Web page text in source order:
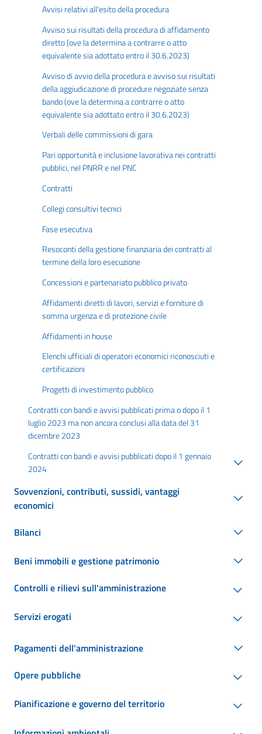
Avvisi relativi all'esito della procedura
Avviso sui risultati della procedura di affidamento
diretto (ove la determina a contrarre o atto
equivalente sia adottato entro il 30.6.2023)
Avviso di avvio della procedura e avviso sui risultati
della aggiudicazione di procedure negoziate senza
bando (ove la determina a contrarre o atto
equivalente sia adottato entro il 30.6.2023)
Verbali delle commissioni di gara
Pari opportunità e inclusione lavorativa nei contratti
pubblici, nel PNRR e nel PNC
Contratti
Collegi consultivi tecnici
Fase esecutiva
Resoconti della gestione finanziaria dei contratti al
termine della loro esecuzione
Concessioni e partenariato pubblico privato
Affidamenti diretti di lavori, servizi e forniture di
somma urgenza e di protezione civile
Affidamenti in house
Elenchi ufficiali di operatori economici riconosciuti e
certificazioni
Progetti di investimento pubblico
Contratti con bandi e avvisi pubblicati prima o dopo il 1
luglio 2023 ma non ancora conclusi alla data del 31
dicembre 2023
Contratti con bandi e avvisi pubblicati dopo il 1 gennaio
2024
Sovvenzioni, contributi, sussidi, vantaggi
economici
Bilanci
Beni immobili e gestione patrimonio
Controlli e rilievi sull'amministrazione
Servizi erogati
Pagamenti dell'amministrazione
Opere pubbliche
Pianificazione e governo del territorio